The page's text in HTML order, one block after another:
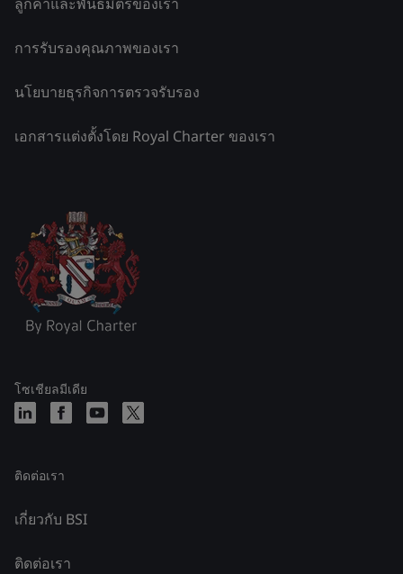
การรับรองคุณภาพของเรา
นโยบายธุรกิจการตรวจรับรอง
เอกสารแต่งตั้งโดย Royal Charter ของเรา
โซเชียลมีเดีย
ติดต่อเรา
เกี่ยวกับ BSI
ติดต่อเรา